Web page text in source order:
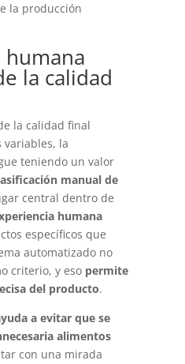
la producción
humana
la calidad
la calidad final
la
teniendo un valor
manual de
central dentro de
humana
específicos que
automatizado no
criterio, y eso permite
del producto.
a evitar que se
alimentos
con una mirada